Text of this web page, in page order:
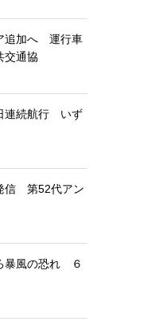
追加へ 運行車
交通協
連続航行 いず
信 第52代アン
暴風の恐れ ６